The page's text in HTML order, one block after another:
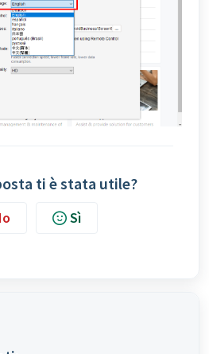
ti è stata utile?
Sì